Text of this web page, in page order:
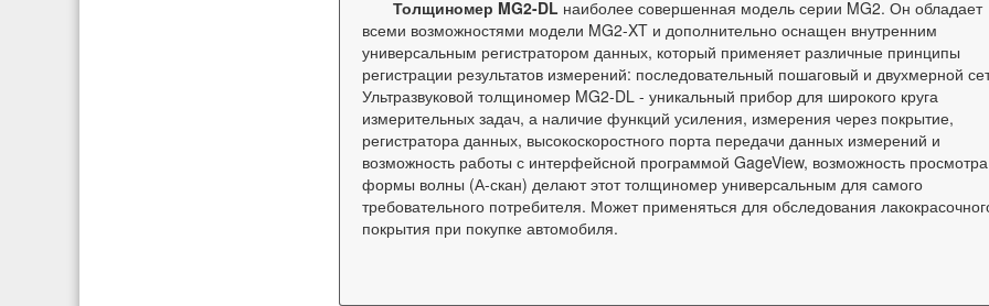
Толщиномер MG2-DL наиболее совершенная модель серии MG2. Он обладает
всеми возможностями модели MG2-XT и дополнительно оснащен внутренним
универсальным регистратором данных, который применяет различные принципы
регистрации результатов измерений: последовательный пошаговый и двухмерной
Ультразвуковой толщиномер MG2-DL - уникальный прибор для широкого круга
измерительных задач, а наличие функций усиления, измерения через покрытие,
регистратора данных, высокоскоростного порта передачи данных измерений и
возможность работы с интерфейсной программой GageView, возможность просмотра
формы волны (А-скан) делают этот толщиномер универсальным для самого
требовательного потребителя. Может применяться для обследования
покрытия при покупке автомобиля.